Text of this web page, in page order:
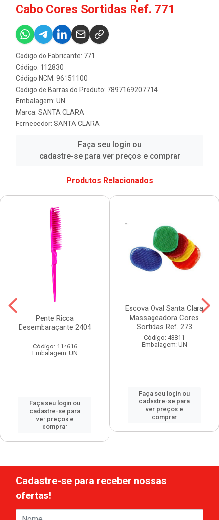
Cabo Cores Sortidas Ref. 771
Código do Fabricante: 771
Código: 112830
Código NCM: 96151100
Código de Barras do Produto: 7897169207714
Embalagem: UN
Marca: SANTA CLARA
Fornecedor: SANTA CLARA
Faça seu login ou
cadastre-se para ver preços e comprar
Produtos Relacionados
Pente Ricca
Desembaraçante 2404
Código: 114616
Embalagem: UN
Faça seu login ou
cadastre-se para
ver preços e
comprar
Escova Oval Santa Clara
Massageadora Cores
Sortidas Ref. 273
Código: 43811
Embalagem: UN
Faça seu login ou
cadastre-se para
ver preços e
comprar
Cadastre-se para receber nossas
ofertas!